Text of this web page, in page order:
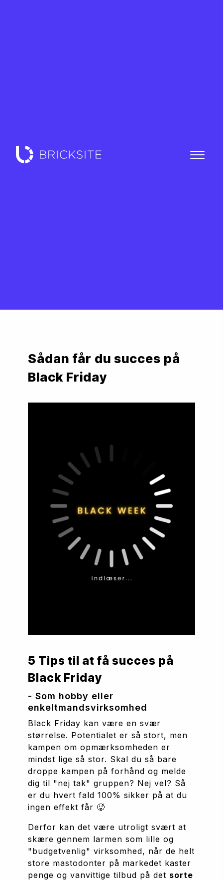
Sådan får du succes på
Black Friday
5 Tips til at få succes på
Black Friday
- Som hobby eller
enkeltmandsvirksomhed
Black Friday kan være en svær
størrelse. Potentialet er så stort, men
kampen om opmærksomheden er
mindst lige så stor. Skal du så bare
droppe kampen på forhånd og melde
dig til "nej tak" gruppen? Nej vel? Så
er du hvert fald 100% sikker på at du
ingen effekt får 🥵
Derfor kan det være utroligt svært at
skære gennem larmen som lille og
"budgetvenlig" virksomhed, når de helt
store mastodonter på markedet kaster
penge og vanvittige tilbud på det sorte